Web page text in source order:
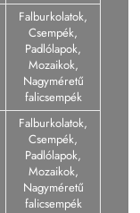
Falburkolatok,
Csempék,
Padlólapok,
Mozaikok,
Nagyméretű
falicsempék
Falburkolatok,
Csempék,
Padlólapok,
Mozaikok,
Nagyméretű
falicsempék